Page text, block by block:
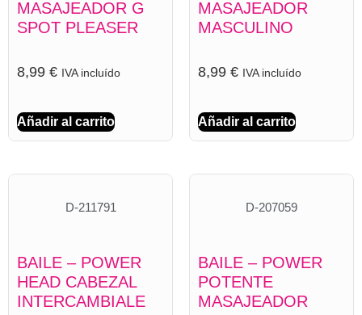
MASAJEADOR G
SPOT PLEASER
8,99 € IVA incluído
Añadir al carrito
MASAJEADOR
MASCULINO
8,99 € IVA incluído
Añadir al carrito
D-211791
BAILE – POWER
HEAD CABEZAL
INTERCAMBIALE
D-207059
BAILE – POWER
POTENTE
MASAJEADOR